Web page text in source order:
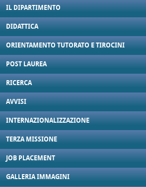
IL DIPARTIMENTO
DIDATTICA
ORIENTAMENTO TUTORATO E TIROCINI
POST LAUREA
RICERCA
AVVISI
INTERNAZIONALIZZAZIONE
TERZA MISSIONE
JOB PLACEMENT
GALLERIA IMMAGINI